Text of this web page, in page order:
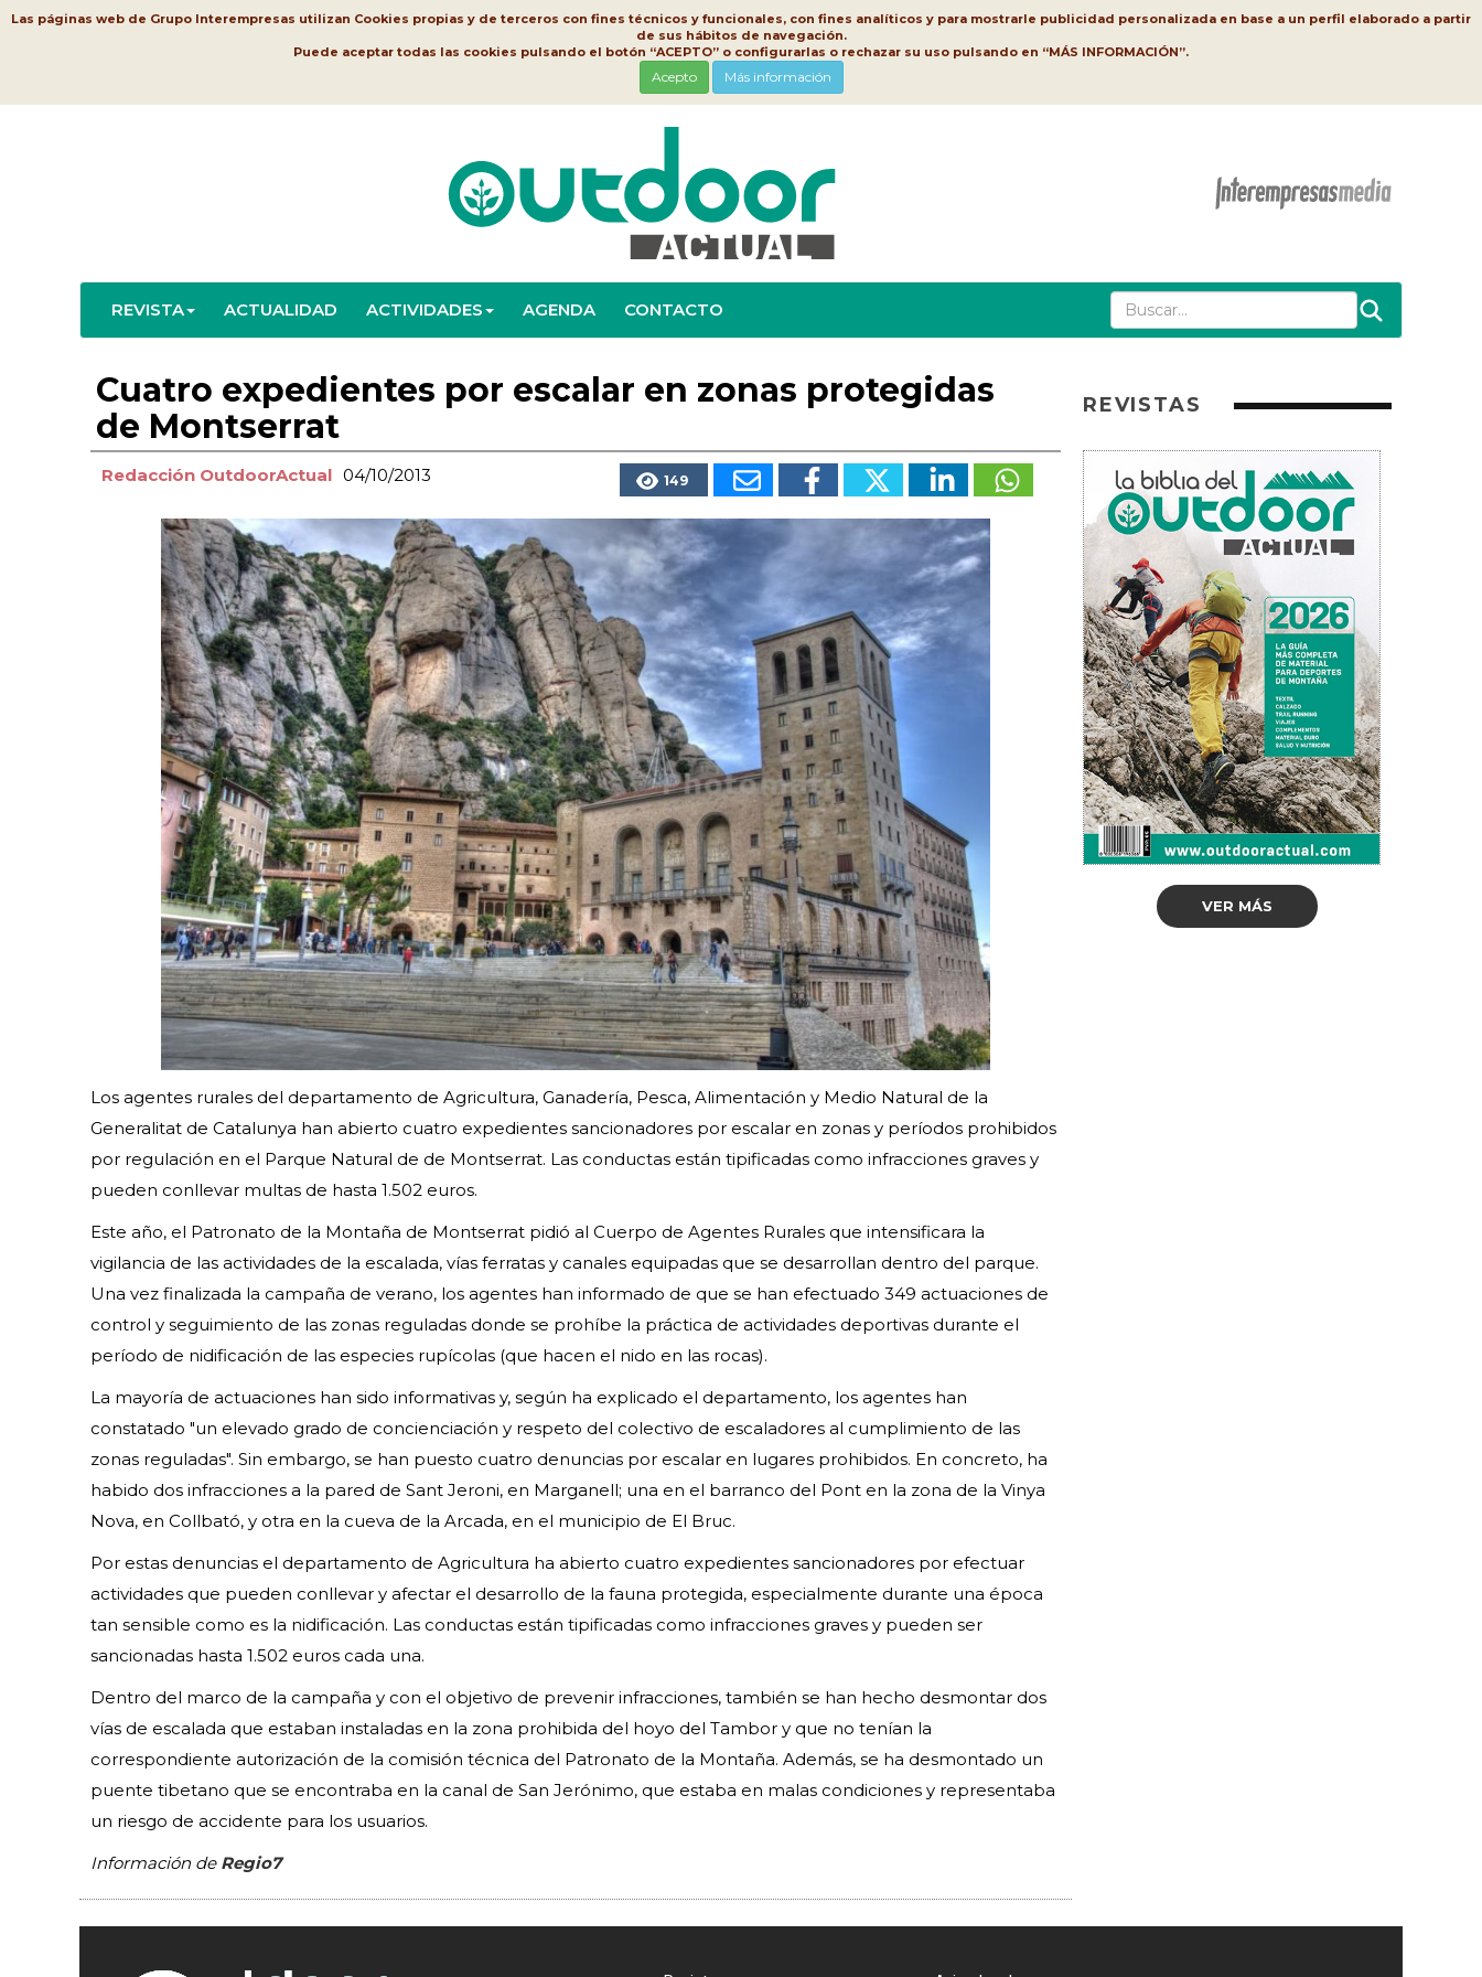
Las páginas web de Grupo Interempresas utilizan Cookies propias y de terceros con fines técnicos y funcionales, con fines analíticos y para mostrarle publicidad personalizada en base a un perfil elaborado a partir
de sus hábitos de navegación.
Puede aceptar todas las cookies pulsando el botón “ACEPTO” o configurarlas o rechazar su uso pulsando en “MÁS INFORMACIÓN”.
Acepto Más información
REVISTA ACTUALIDAD ACTIVIDADES AGENDA CONTACTO
Cuatro expedientes por escalar en zonas protegidas
de Montserrat
Redacción OutdoorActual 04/10/2013 149
Los agentes rurales del departamento de Agricultura, Ganadería, Pesca, Alimentación y Medio Natural de la
Generalitat de Catalunya han abierto cuatro expedientes sancionadores por escalar en zonas y períodos prohibidos
por regulación en el Parque Natural de de Montserrat. Las conductas están tipificadas como infracciones graves y
pueden conllevar multas de hasta 1.502 euros.
Este año, el Patronato de la Montaña de Montserrat pidió al Cuerpo de Agentes Rurales que intensificara la
vigilancia de las actividades de la escalada, vías ferratas y canales equipadas que se desarrollan dentro del parque.
Una vez finalizada la campaña de verano, los agentes han informado de que se han efectuado 349 actuaciones de
control y seguimiento de las zonas reguladas donde se prohíbe la práctica de actividades deportivas durante el
período de nidificación de las especies rupícolas (que hacen el nido en las rocas).
La mayoría de actuaciones han sido informativas y, según ha explicado el departamento, los agentes han
constatado "un elevado grado de concienciación y respeto del colectivo de escaladores al cumplimiento de las
zonas reguladas". Sin embargo, se han puesto cuatro denuncias por escalar en lugares prohibidos. En concreto, ha
habido dos infracciones a la pared de Sant Jeroni, en Marganell; una en el barranco del Pont en la zona de la Vinya
Nova, en Collbató, y otra en la cueva de la Arcada, en el municipio de El Bruc.
Por estas denuncias el departamento de Agricultura ha abierto cuatro expedientes sancionadores por efectuar
actividades que pueden conllevar y afectar el desarrollo de la fauna protegida, especialmente durante una época
tan sensible como es la nidificación. Las conductas están tipificadas como infracciones graves y pueden ser
sancionadas hasta 1.502 euros cada una.
Dentro del marco de la campaña y con el objetivo de prevenir infracciones, también se han hecho desmontar dos
vías de escalada que estaban instaladas en la zona prohibida del hoyo del Tambor y que no tenían la
correspondiente autorización de la comisión técnica del Patronato de la Montaña. Además, se ha desmontado un
puente tibetano que se encontraba en la canal de San Jerónimo, que estaba en malas condiciones y representaba
un riesgo de accidente para los usuarios.
Información de Regio7
REVISTAS
VER MÁS